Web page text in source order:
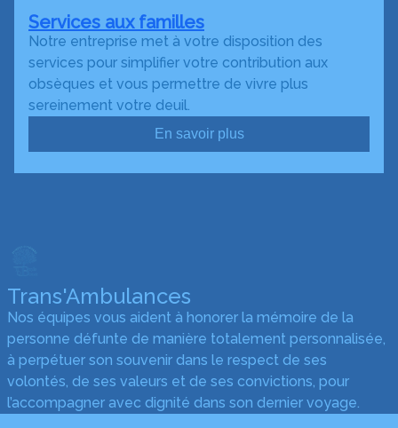
Services aux familles
Notre entreprise met à votre disposition des
services pour simplifier votre contribution aux
obsèques et vous permettre de vivre plus
sereinement votre deuil.
En savoir plus
Trans'Ambulances
Nos équipes vous aident à honorer la mémoire de la
personne défunte de manière totalement personnalisée,
à perpétuer son souvenir dans le respect de ses
volontés, de ses valeurs et de ses convictions, pour
l’accompagner avec dignité dans son dernier voyage.